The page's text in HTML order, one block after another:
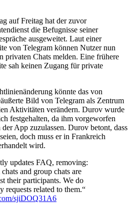
auf Freitag hat der zuvor
die Befugnisse seiner
ausgeweitet. Laut einer
von Telegram können Nutzer nun
privaten Chats melden. Eine frühere
sah keinen Zugang für private
könnte das von
Bild von Telegram als Zentrum
Aktivitäten verändern. Durov wurde
festgehalten, da ihm vorgeworfen
App zuzulassen. Durov betont, dass
doch muss er in Frankreich
wird.
updates FAQ, removing:
and group chats are
their participants. We do
requests related to them.“
sjiDOQ31A6